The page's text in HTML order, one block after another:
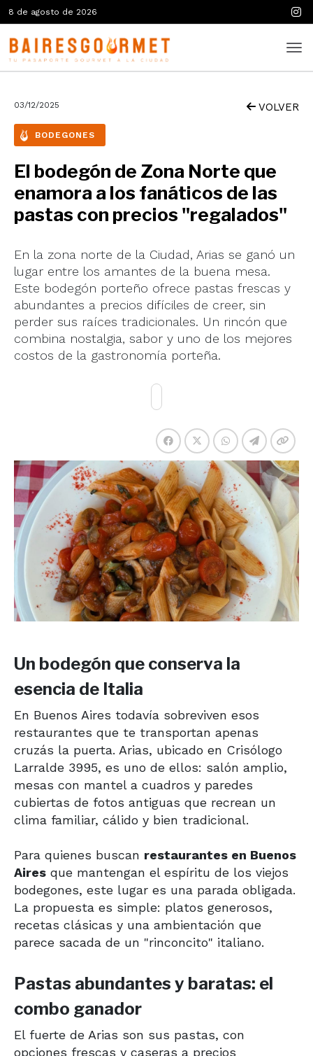
8 de agosto de 2026
03/12/2025 VOLVER
BODEGONES
El bodegón de Zona Norte que
enamora a los fanáticos de las
pastas con precios "regalados"
En la zona norte de la Ciudad, Arias se ganó un
lugar entre los amantes de la buena mesa.
Este bodegón porteño ofrece pastas frescas y
abundantes a precios difíciles de creer, sin
perder sus raíces tradicionales. Un rincón que
combina nostalgia, sabor y uno de los mejores
costos de la gastronomía porteña.
Un bodegón que conserva la
esencia de Italia
En Buenos Aires todavía sobreviven esos
restaurantes que te transportan apenas
cruzás la puerta. Arias, ubicado en Crisólogo
Larralde 3995, es uno de ellos: salón amplio,
mesas con mantel a cuadros y paredes
cubiertas de fotos antiguas que recrean un
clima familiar, cálido y bien tradicional.
Para quienes buscan restaurantes en Buenos
Aires que mantengan el espíritu de los viejos
bodegones, este lugar es una parada obligada.
La propuesta es simple: platos generosos,
recetas clásicas y una ambientación que
parece sacada de un "rinconcito" italiano.
Pastas abundantes y baratas: el
combo ganador
El fuerte de Arias son sus pastas, con
opciones frescas y caseras a precios